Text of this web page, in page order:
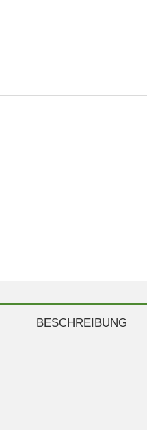
BESCHREIBUNG